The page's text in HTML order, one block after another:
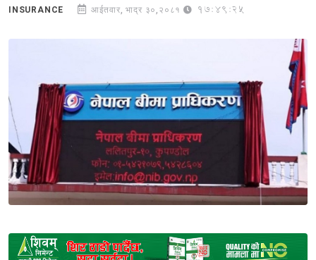
INSURANCE आईतवार, भाद्र ३०,२०८१ 17:49:25